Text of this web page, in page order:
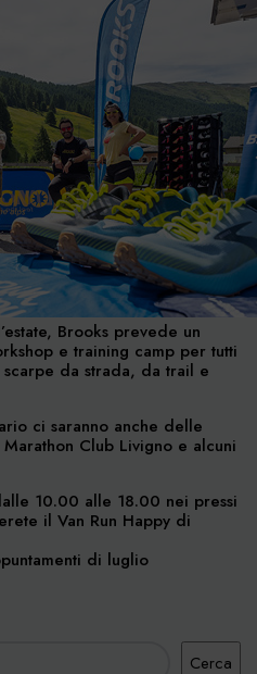
Brooks prevede un
e training camp per tutti
da strada, da trail e
ci saranno anche delle
Club Livigno e alcuni
10.00 alle 18.00 nei pressi
il Van Run Happy di
di luglio
Cerca